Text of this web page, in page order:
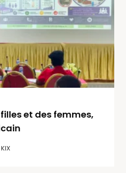
et des femmes,